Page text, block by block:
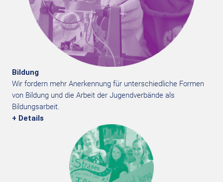
Bildung
Wir fordern mehr Anerkennung für unterschiedliche Formen
von Bildung und die Arbeit der Jugendverbände als
Bildungsarbeit.
+ Details